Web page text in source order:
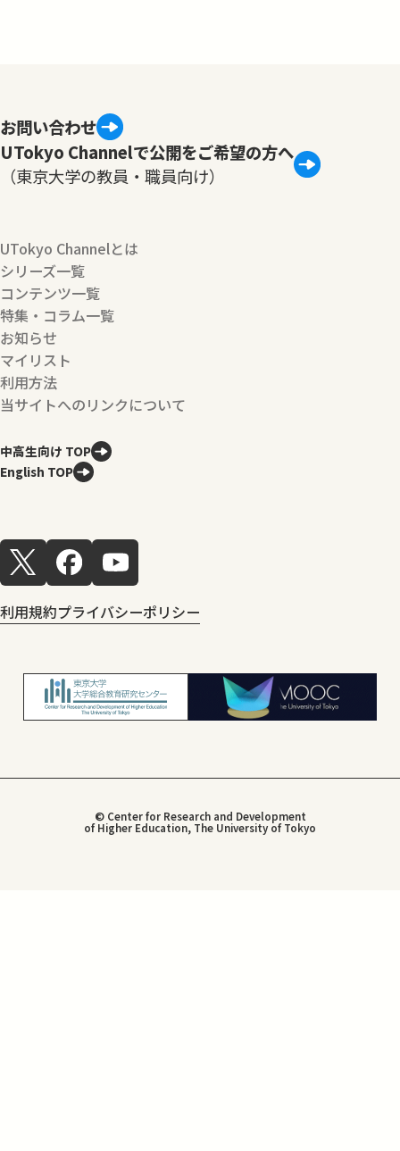
お問い合わせ
UTokyo Channelで公開をご希望の方へ
（東京大学の教員・職員向け）
UTokyo Channelとは
シリーズ一覧
コンテンツ一覧
特集・コラム一覧
お知らせ
マイリスト
利用方法
当サイトへのリンクについて
中高生向け TOP
English TOP
利用規約プライバシーポリシー
© Center for Research and Development
of Higher Education, The University of Tokyo